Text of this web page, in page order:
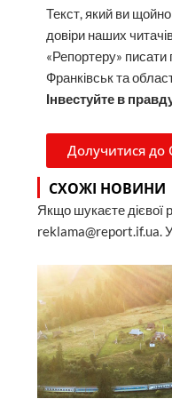
Текст, який ви
довіри наших
«Репортеру» писати
Франківськ та
Інвестуйте в
Долучитися до
СХОЖІ НОВИНИ
Якщо шукаєте дієвої
reklama@report.if.ua.